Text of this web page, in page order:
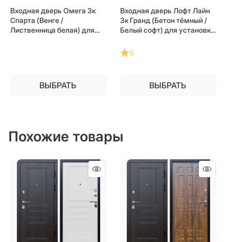
Входная дверь Омега 3к
Спарта (Венге /
Лиственница белая) для
ВЫБРАТЬ
Входная дверь Лофт Лайн
3к Гранд (Бетон тёмный /
Белый софт) для установки
5
ВЫБРАТЬ
Похожие товары